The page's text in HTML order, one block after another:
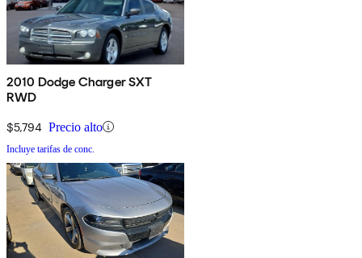
2010 Dodge Charger SXT
RWD
$5,794 Precio alto
Incluye tarifas de conc.